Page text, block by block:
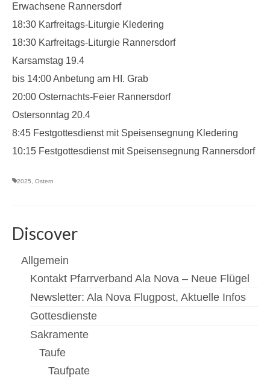
Kinderkirche
Jungschar
MinistrantInnen
Familienmesse
Menschen
Mannswörth Pfarrgemeinderat
Newsfeed
Gottesdienste
Unser Angebot
Chronik Kirche Rannersdorf
Chronik Kirche Kledering
Bilderbuch
Pfarre Schwechat
Erwachsene Rannersdorf
18:30 Karfreitags-Liturgie Kledering
18:30 Karfreitags-Liturgie Rannersdorf
Karsamstag 19.4
bis 14:00 Anbetung am HI. Grab
20:00 Osternachts-Feier Rannersdorf
Ostersonntag 20.4
8:45 Festgottesdienst mit Speisensegnung Kledering
10:15 Festgottesdienst mit Speisensegnung Rannersdorf
2025 Ostern
Discover
Allgemein
Kontakt Pfarrverband Ala Nova – Neue Flügel
Newsletter: Ala Nova Flugpost, Aktuelle Infos
Gottesdienste
Sakramente
Taufe
Taufpate